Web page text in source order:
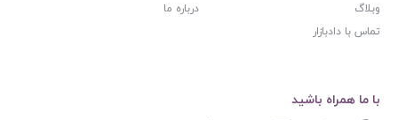
وبلاگ
درباره ما
تماس با دادبازار
با ما همراه باشید